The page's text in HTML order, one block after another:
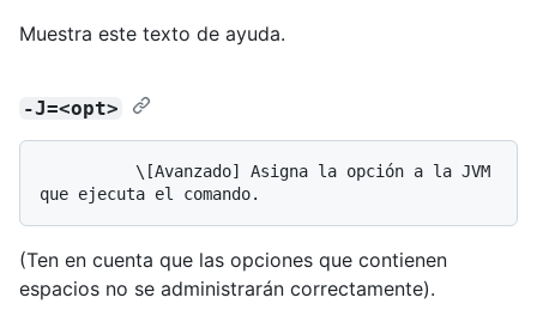
Muestra este texto de ayuda.
-J=<opt>
(Ten en cuenta que las opciones que contienen
espacios no se administrarán correctamente).